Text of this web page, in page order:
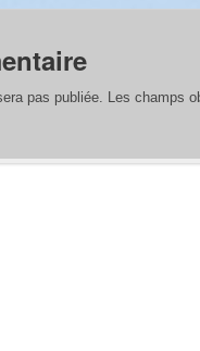
pas publiée. Les champs